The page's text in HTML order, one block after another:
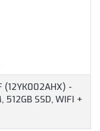
(12YK002AHX) -
512GB SSD, WIFI +
- SFF HÁZAS